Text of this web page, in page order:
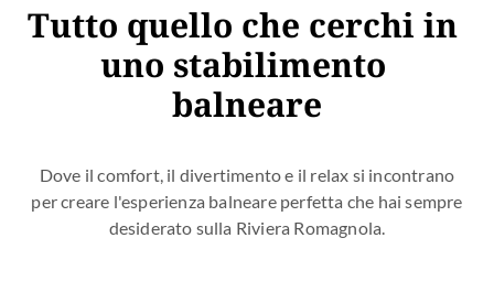
Tutto quello che cerchi in
uno stabilimento
balneare
Dove il comfort, il divertimento e il relax si incontrano
per creare l'esperienza balneare perfetta che hai sempre
desiderato sulla Riviera Romagnola.